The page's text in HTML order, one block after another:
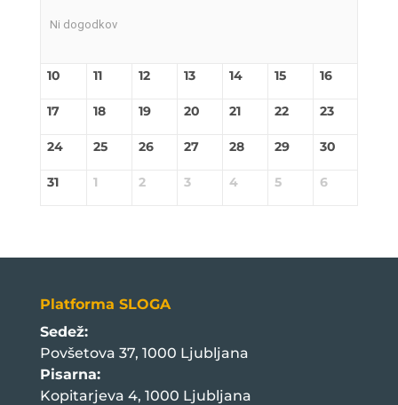
Ni dogodkov
10 11 12 13 14 15 16
17 18 19 20 21 22 23
24 25 26 27 28 29 30
31 1 2 3 4 5 6
Platforma SLOGA
Sedež:
Povšetova 37, 1000 Ljubljana
Pisarna:
Kopitarjeva 4, 1000 Ljubljana